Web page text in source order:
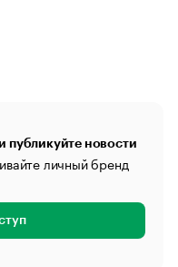
публикуйте новости
личный бренд